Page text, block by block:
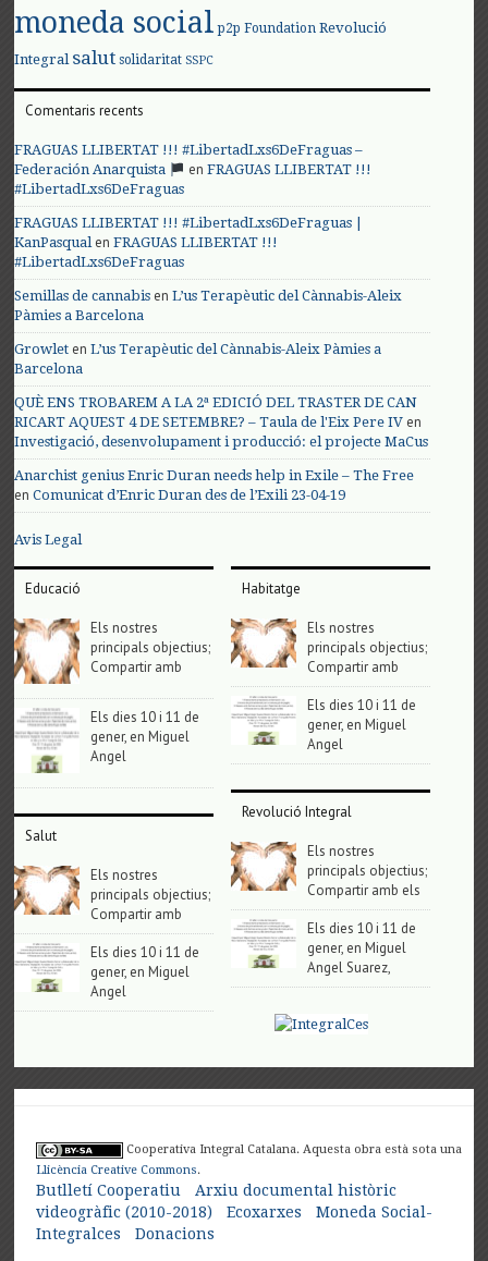
moneda social p2p Foundation Revolució
Integral salut solidaritat SSPC
Comentaris recents
FRAGUAS LLIBERTAT !!! #LibertadLxs6DeFraguas –
Federación Anarquista
enFRAGUAS LLIBERTAT !!!
#LibertadLxs6DeFraguas
FRAGUAS LLIBERTAT !!! #LibertadLxs6DeFraguas |
KanPasqualenFRAGUAS LLIBERTAT !!!
#LibertadLxs6DeFraguas
Semillas de cannabis enL’us Terapèutic del Cànnabis-Aleix
Pàmies a Barcelona
Growlet enL’us Terapèutic del Cànnabis-Aleix Pàmies a
Barcelona
QUÈ ENS TROBAREM A LA 2ª EDICIÓ DEL TRASTER DE CAN
RICART AQUEST 4 DE SETEMBRE? – Taula de l'Eix Pere IV en
Investigació, desenvolupament i producció: el projecte MaCus
Anarchist genius Enric Duran needs help in Exile – The Free
enComunicat d’Enric Duran des de l’Exili 23-04-19
Avis Legal
Educació
Els nostres
principals objectius;
Compartir amb
Els dies 10 i 11 de
gener, en Miguel
Angel
Salut
Els nostres
principals objectius;
Compartir amb
Els dies 10 i 11 de
gener, en Miguel
Angel
Habitatge
Els nostres
principals objectius;
Compartir amb
Els dies 10 i 11 de
gener, en Miguel
Angel
Revolució Integral
Els nostres
principals objectius;
Compartir amb els
Els dies 10 i 11 de
gener, en Miguel
Angel Suarez,
Cooperativa Integral Catalana. Aquesta obra està sota una
Llicència Creative Commons.
Butlletí Cooperatiu
Arxiu documental històric
videogràfic (2010-2018)
Ecoxarxes
Moneda Social-
Integralces
Donacions